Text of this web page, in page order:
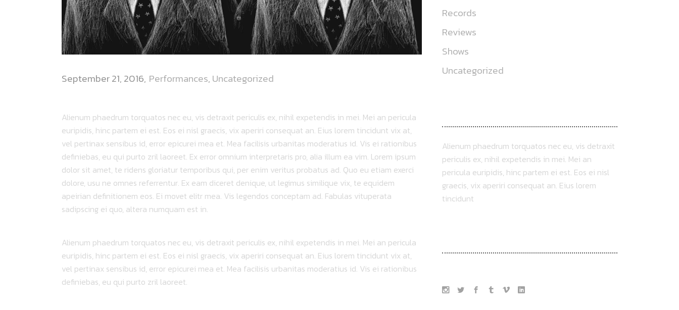
September 21, 2016 Performances, Uncategorized
Alienum phaedrum torquatos nec eu, vis detraxit periculis ex, nihil expetendis in mei. Mei an pericula
euripidis, hinc partem ei est. Eos ei nisl graecis, vix aperiri consequat an. Eius lorem tincidunt vix at,
vel pertinax sensibus id, error epicurei mea et. Mea facilisis urbanitas moderatius id. Vis ei rationibus
definiebas, eu qui purto zril laoreet. Ex error omnium interpretaris pro, alia illum ea vim. Lorem ipsum
dolor sit amet, te ridens gloriatur temporibus qui, per enim veritus probatus ad. Quo eu etiam exerci
dolore, usu ne omnes referrentur. Ex eam diceret denique, ut legimus similique vix, te equidem
apeirian definitionem eos. Ei movet elitr mea. Vis legendos conceptam ad. Fabulas vituperata
sadipscing ei quo, altera numquam est in.
Alienum phaedrum torquatos nec eu, vis detraxit periculis ex, nihil expetendis in mei. Mei an pericula
euripidis, hinc partem ei est. Eos ei nisl graecis, vix aperiri consequat an. Eius lorem tincidunt vix at,
vel pertinax sensibus id, error epicurei mea et. Mea facilisis urbanitas moderatius id. Vis ei rationibus
definiebas, eu qui purto zril laoreet.
Records
Reviews
Shows
Uncategorized
Alienum phaedrum torquatos nec eu, vis detraxit
periculis ex, nihil expetendis in mei. Mei an
pericula euripidis, hinc partem ei est. Eos ei nisl
graecis, vix aperiri consequat an. Eius lorem
tincidunt